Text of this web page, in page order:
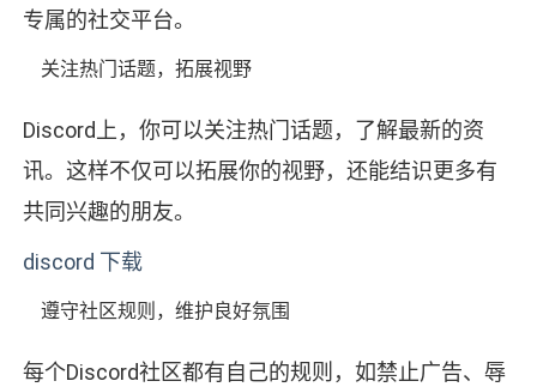
专属的社交平台。
关注热门话题，拓展视野
Discord上，你可以关注热门话题，了解最新的资
讯。这样不仅可以拓展你的视野，还能结识更多有
共同兴趣的朋友。
discord 下载
遵守社区规则，维护良好氛围
每个Discord社区都有自己的规则，如禁止广告、辱